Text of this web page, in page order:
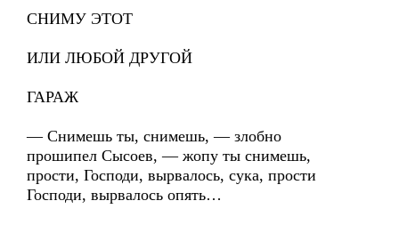
СНИМУ ЭТОТ
ИЛИ ЛЮБОЙ ДРУГОЙ
ГАРАЖ
— Снимешь ты, снимешь, — злобно
прошипел Сысоев, — жопу ты снимешь,
прости, Господи, вырвалось, сука, прости
Господи, вырвалось опять…